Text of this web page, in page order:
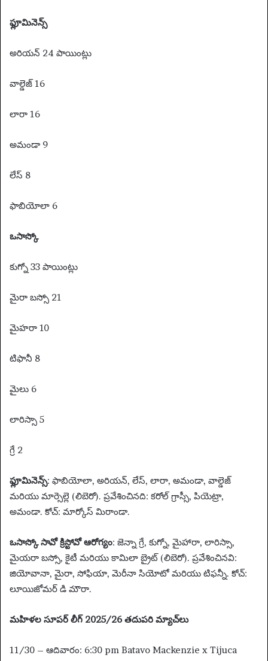
ఫ్లూమినెన్స్
అరియన్ 24 పాయింట్లు
వాల్డెజ్ 16
లారా 16
అమండా 9
లేస్ 8
ఫాబియోలా 6
ఒసాస్కో
కుగ్నో 33 పాయింట్లు
మైరా బస్సో 21
మైహరా 10
టిఫానీ 8
మైలు 6
లారిస్సా 5
గ్రే 2
ఫ్లూమినెన్స్: ఫాబియోలా, అరియన్, లేస్, లారా, అమండా, వాల్డెజ్
మరియు మార్సెల్లె (లిబెరో). ప్రవేశించినది: కరోల్ గ్రాస్సీ, పియెట్రా,
అమండా. కోచ్: మార్కోస్ మిరాండా.
ఒసాస్కో సావో క్రిస్టోవో ఆరోగ్యం: జెన్నా గ్రే, కుగ్నో, మైహారా, లారిస్సా,
మైయరా బస్సో, కైటీ మరియు కామిలా బ్రైట్ (లిబెరో). ప్రవేశించినవి:
జియోవానా, మైరా, సోఫియా, మెరీనా సియోటో మరియు టిఫన్నీ. కోచ్:
లూయిజోమర్ డి మౌరా.
మహిళల సూపర్ లీగ్ 2025/26 తదుపరి మ్యాచ్‌లు
11/30 – ఆదివారం: 6:30 pm Batavo Mackenzie x Tijuca